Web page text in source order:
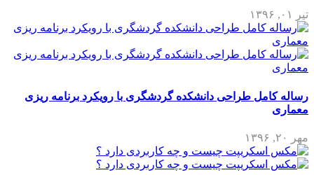
تیر ۰۱, ۱۳۹۶
رساله کامل طراحی دانشکده گردشگری با رویکرد برنامه ریزی
معماری
مهر ۲۰, ۱۳۹۶